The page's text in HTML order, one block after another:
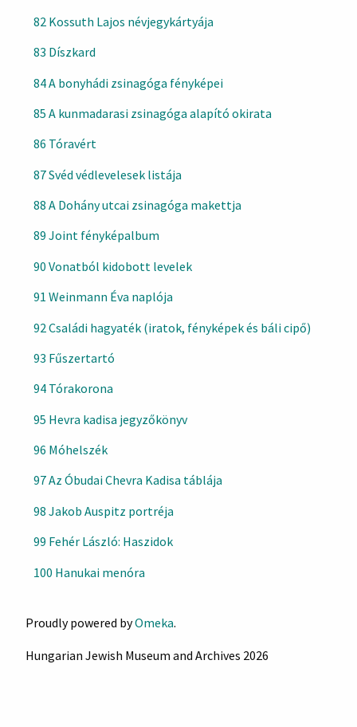
82 Kossuth Lajos névjegykártyája
83 Díszkard
84 A bonyhádi zsinagóga fényképei
85 A kunmadarasi zsinagóga alapító okirata
86 Tóravért
87 Svéd védlevelesek listája
88 A Dohány utcai zsinagóga makettja
89 Joint fényképalbum
90 Vonatból kidobott levelek
91 Weinmann Éva naplója
92 Családi hagyaték (iratok, fényképek és báli cipő)
93 Fűszertartó
94 Tórakorona
95 Hevra kadisa jegyzőkönyv
96 Móhelszék
97 Az Óbudai Chevra Kadisa táblája
98 Jakob Auspitz portréja
99 Fehér László: Haszidok
100 Hanukai menóra
Proudly powered byOmeka.
Hungarian Jewish Museum and Archives 2026